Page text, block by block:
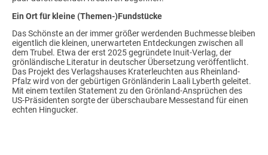
Ein Ort für kleine (Themen-)Fundstücke
Das Schönste an der immer größer werdenden Buchmesse bleiben
eigentlich die kleinen, unerwarteten Entdeckungen zwischen all
dem Trubel. Etwa der erst 2025 gegründete Inuit-Verlag, der
grönländische Literatur in deutscher Übersetzung veröffentlicht.
Das Projekt des Verlagshauses Kraterleuchten aus Rheinland-
Pfalz wird von der gebürtigen Grönländerin Laali Lyberth geleitet.
Mit einem textilen Statement zu den Grönland-Ansprüchen des
US-Präsidenten sorgte der überschaubare Messestand für einen
echten Hingucker.